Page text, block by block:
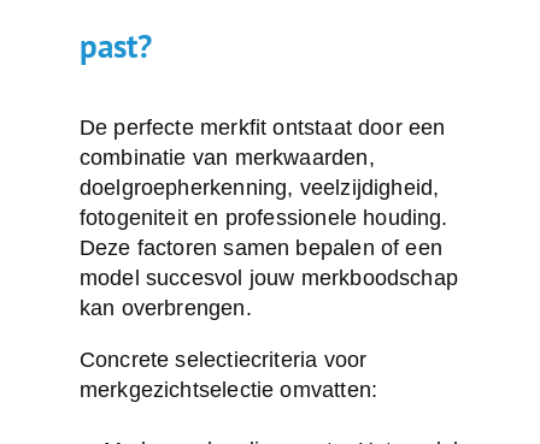
past?
De perfecte merkfit ontstaat door een
combinatie van merkwaarden,
doelgroepherkenning, veelzijdigheid,
fotogeniteit en professionele houding.
Deze factoren samen bepalen of een
model succesvol jouw merkboodschap
kan overbrengen.
Concrete selectiecriteria voor
merkgezichtselectie omvatten: